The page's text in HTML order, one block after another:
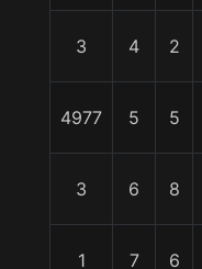
3 4 2
4977 5 5
3 6 8
1 7 6